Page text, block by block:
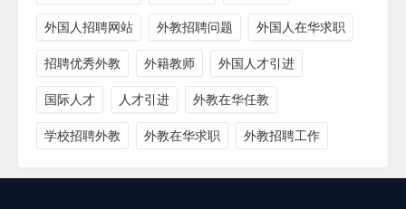
外国人招聘网站 外教招聘问题 外国人在华求职
招聘优秀外教 外籍教师 外国人才引进
国际人才 人才引进 外教在华任教
学校招聘外教 外教在华求职 外教招聘工作